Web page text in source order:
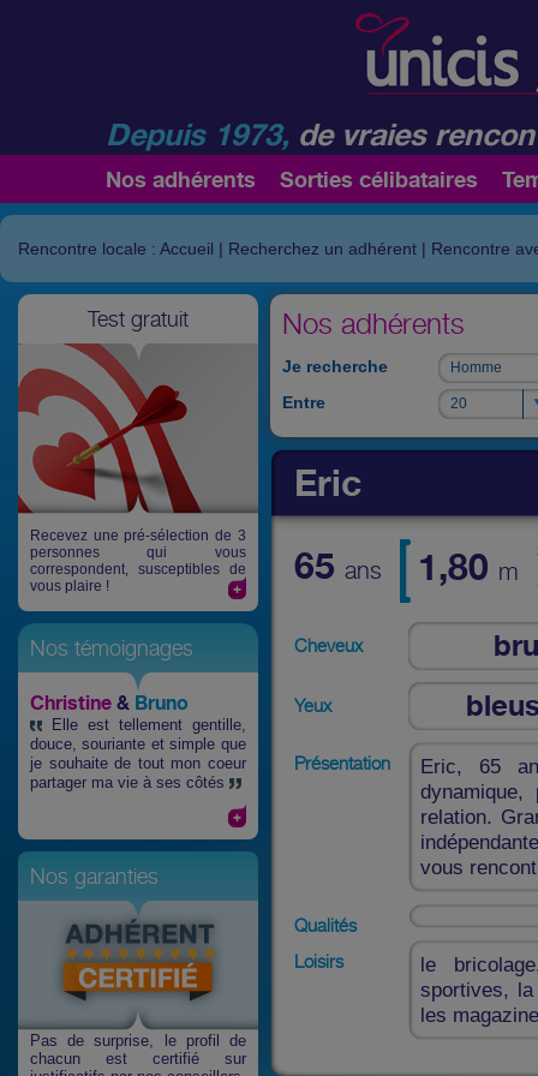
Depuis 1973, de vraies
Nos adhérents Sorties célibataires
Rencontre locale : Accueil | Recherchez un adhérent | Rencontre
Test gratuit
Recevez une pré-sélection de 3
personnes qui vous
correspondent, susceptibles de
vous plaire !
Nos témoignages
Christine & Bruno
Elle est tellement gentille,
douce, souriante et simple que
je souhaite de tout mon coeur
partager ma vie à ses côtés
Nos garanties
Pas de surprise, le profil de
chacun est certifié sur
Nos adhérents
Je recherche Homme
Homme
Entre 20
20
Eric
65 ans 1,80 m
Cheveux
Yeux
Présentation
Eric, 65
relation.
vous
Qualités
Loisirs
le
sportives,
les